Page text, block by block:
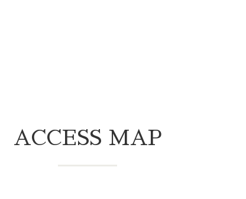
ACCESS MAP